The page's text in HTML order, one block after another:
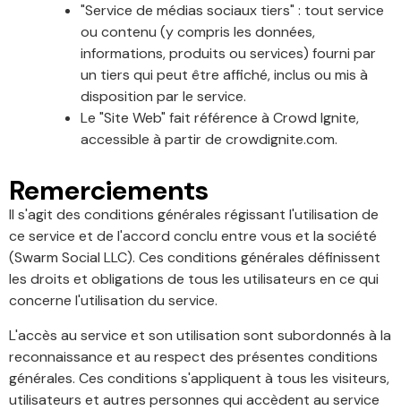
"Service de médias sociaux tiers" : tout service
ou contenu (y compris les données,
informations, produits ou services) fourni par
un tiers qui peut être affiché, inclus ou mis à
disposition par le service.
Le "Site Web" fait référence à Crowd Ignite,
accessible à partir de crowdignite.com.
Remerciements
Il s'agit des conditions générales régissant l'utilisation de
ce service et de l'accord conclu entre vous et la société
(Swarm Social LLC). Ces conditions générales définissent
les droits et obligations de tous les utilisateurs en ce qui
concerne l'utilisation du service.
L'accès au service et son utilisation sont subordonnés à la
reconnaissance et au respect des présentes conditions
générales. Ces conditions s'appliquent à tous les visiteurs,
utilisateurs et autres personnes qui accèdent au service